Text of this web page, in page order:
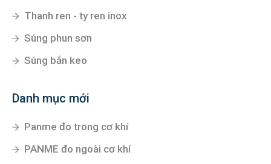
Thanh ren - ty ren inox
Súng phun sơn
Súng bắn keo
Danh mục mới
Panme đo trong cơ khí
PANME đo ngoài cơ khí